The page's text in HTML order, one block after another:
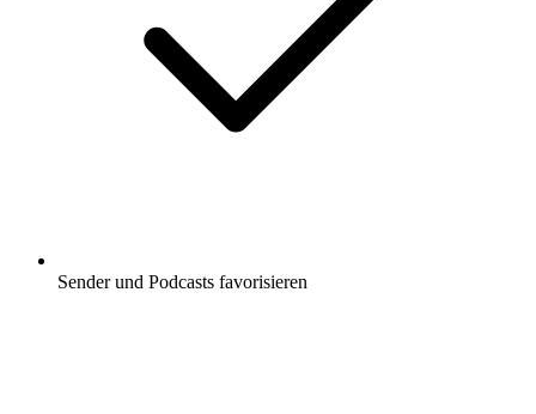
Sender und Podcasts favorisieren